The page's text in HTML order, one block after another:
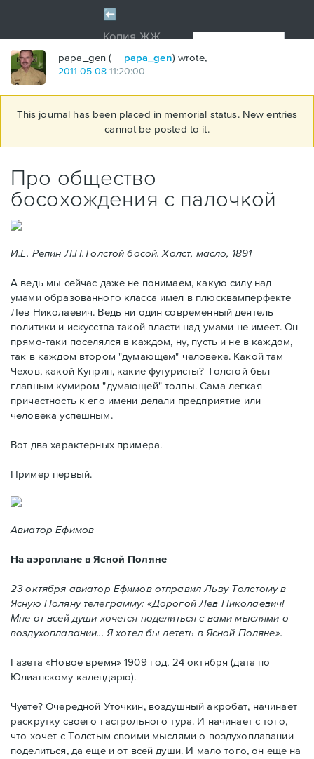
papa_gen ( papa_gen) wrote,
2011-05-08 11:20:00
This journal has been placed in memorial status. New entries
cannot be posted to it.
Про общество
босохождения с палочкой
И.Е. Репин Л.Н.Толстой босой. Холст, масло, 1891
А ведь мы сейчас даже не понимаем, какую силу над
умами образованного класса имел в плюсквамперфекте
Лев Николаевич. Ведь ни один современный деятель
политики и искусства такой власти над умами не имеет. Он
прямо-таки поселялся в каждом, ну, пусть и не в каждом,
так в каждом втором "думающем" человеке. Какой там
Чехов, какой Куприн, какие футуристы? Толстой был
главным кумиром "думающей" толпы. Сама легкая
причастность к его имени делали предприятие или
человека успешным.
Вот два характерных примера.
Пример первый.
Авиатор Ефимов
На аэроплане в Ясной Поляне
23 октября авиатор Ефимов отправил Льву Толстому в
Ясную Поляну телеграмму: «Дорогой Лев Николаевич!
Мне от всей души хочется поделиться с вами мыслями о
воздухоплавании... Я хотел бы лететь в Ясной Поляне».
Газета «Новое время» 1909 год, 24 октября (дата по
Юлианскому календарю).
Чуете? Очередной Уточкин, воздушный акробат, начинает
раскрутку своего гастрольного тура. И начинает с того,
что хочет с Толстым своими мыслями о воздухоплавании
поделиться, да еще и от всей души. И мало того, он еще на